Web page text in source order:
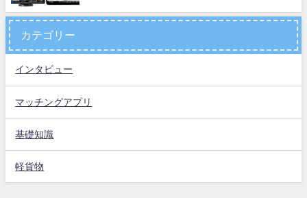
カテゴリー
インタビュー
マッチングアプリ
基礎知識
軽貨物